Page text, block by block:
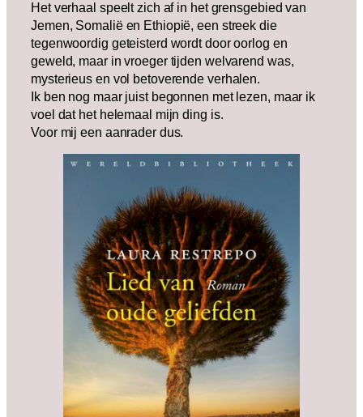
Het verhaal speelt zich af in het grensgebied van
Jemen, Somalië en Ethiopië, een streek die
tegenwoordig geteisterd wordt door oorlog en
geweld, maar in vroeger tijden welvarend was,
mysterieus en vol betoverende verhalen.
Ik ben nog maar juist begonnen met lezen, maar ik
voel dat het helemaal mijn ding is.
Voor mij een aanrader dus.